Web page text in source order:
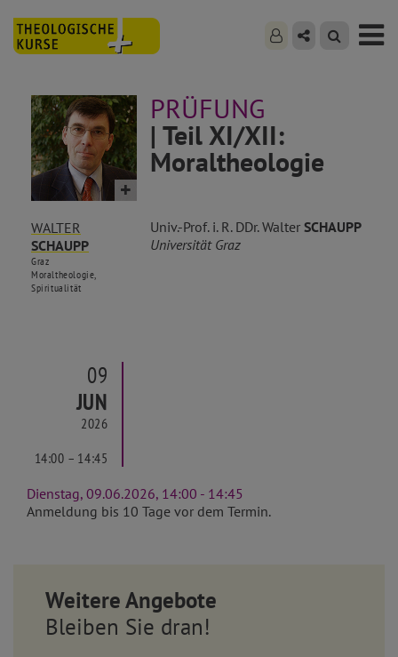
WALTER
SCHAUPP
Graz
Moraltheologie,
Spiritualität
PRÜFUNG
| Teil XI/XII:
Moraltheologie
Univ.-Prof. i. R. DDr. WalterSCHAUPP
Universität Graz
09
JUN
2026
14:00 – 14:45
Dienstag, 09.06.2026, 14:00 - 14:45
Anmeldung bis 10 Tage vor dem Termin.
Weitere Angebote
Bleiben Sie dran!